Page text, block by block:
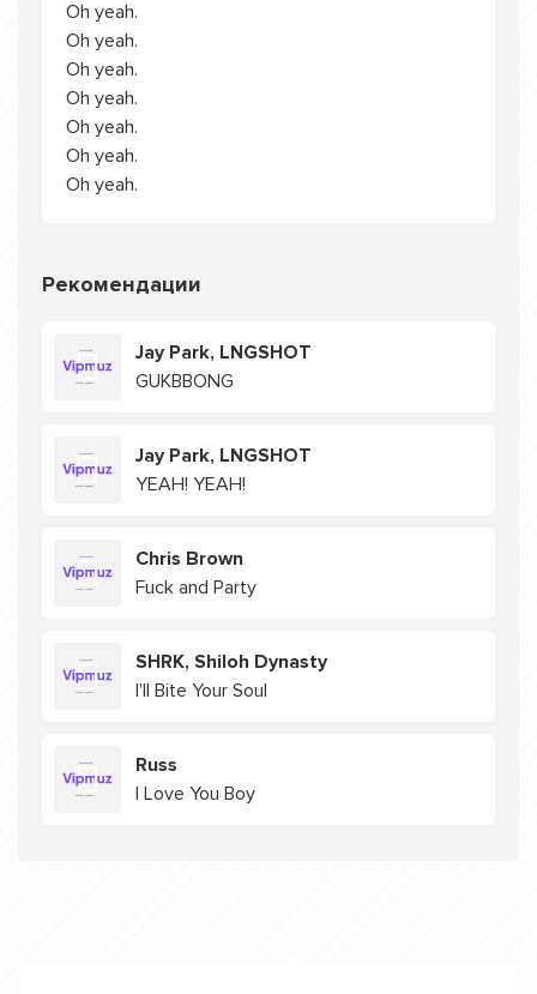
Oh yeah.
Oh yeah.
Oh yeah.
Oh yeah.
Oh yeah.
Oh yeah.
Oh yeah.
Рекомендации
Jay Park, LNGSHOT
GUKBBONG
Jay Park, LNGSHOT
YEAH! YEAH!
Chris Brown
Fuck and Party
SHRK, Shiloh Dynasty
I'll Bite Your Soul
Russ
I Love You Boy